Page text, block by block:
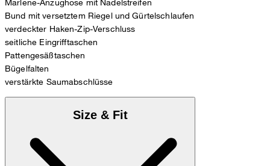
Bund mit versetztem Riegel und Gürtelschlaufen
verdeckter Haken-Zip-Verschluss
seitliche Eingrifftaschen
Pattengesäßtaschen
Bügelfalten
verstärkte Saumabschlüsse
Size & Fit